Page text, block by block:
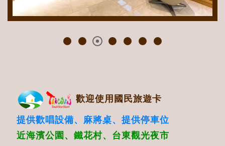
歡迎使用國民旅遊卡
提供歡唱設備、麻將桌、提供停車位
近海濱公園、鐵花村、台東觀光夜市